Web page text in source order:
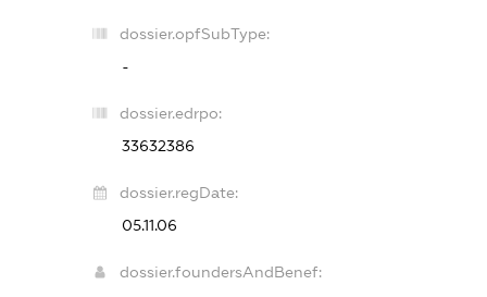
dossier.opfSubType:
-
dossier.edrpo:
33632386
dossier.regDate:
05.11.06
dossier.foundersAndBenef: